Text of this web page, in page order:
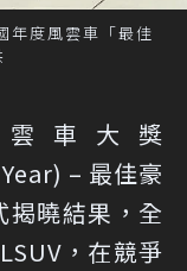
年度風雲車「最佳
車大獎
– 最佳豪
揭曉結果，全
，在競爭